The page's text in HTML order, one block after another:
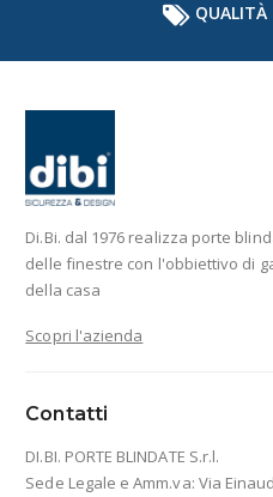
QUALITÀ
Di.Bi. dal 1976 realizza porte
delle finestre con l'obbiettivo di
della casa
Scopri l'azienda
Contatti
DI.BI. PORTE BLINDATE S.r.l.
Sede Legale e Amm.va: Via